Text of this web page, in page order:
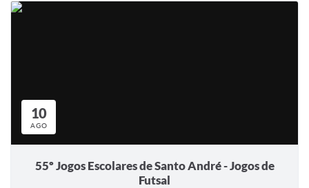
10
AGO
55º Jogos Escolares de Santo André - Jogos de
Futsal